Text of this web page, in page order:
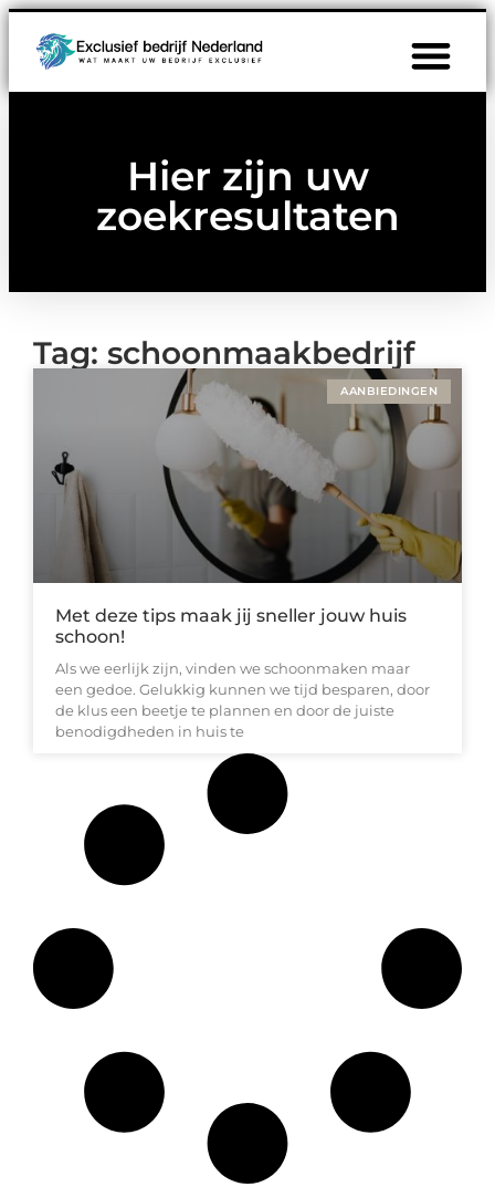
Hier zijn uw
zoekresultaten
Tag: schoonmaakbedrijf
AANBIEDINGEN
Met deze tips maak jij sneller jouw huis
schoon!
Als we eerlijk zijn, vinden we schoonmaken maar
een gedoe. Gelukkig kunnen we tijd besparen, door
de klus een beetje te plannen en door de juiste
benodigdheden in huis te